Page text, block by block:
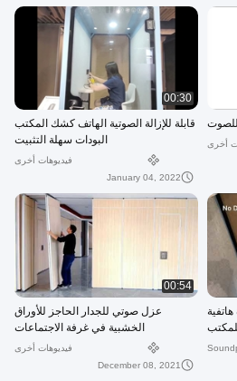
للصوت
أخرى
00:30
قابلة للإزالة الصوتية الهاتف كشك المكتب
البودات سهلة التثبيت
فيديوهات أخرى
January 04, 2022
4 ، حجرة هاتفية
00:54
عزل صوتي للجدار الحاجز للأوراق
الخشبية في غرفة الاجتماعات
فيديوهات أخرى
December 08, 2021